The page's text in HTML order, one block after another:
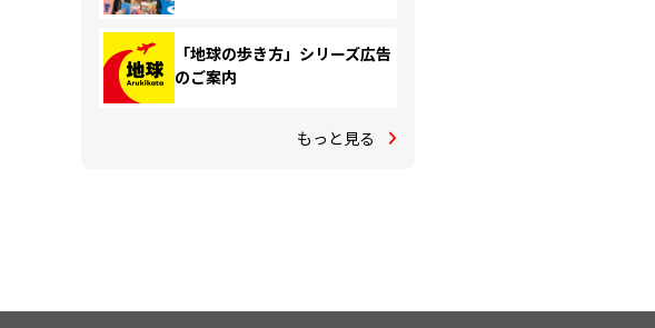
「地球の歩き方」シリーズ広告
のご案内
もっと見る